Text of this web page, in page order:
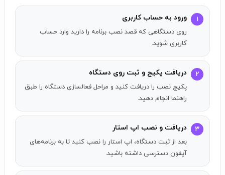
کنند و طلای خود را تحویل بگیرند.
پلتفرم معاملاتی داریک
پلتفرم معاملاتی داریک، پلی هوشمند میان کاربران و بازار
طلاست. با داریک، در هر ساعت از شبانه‌روز، تنها با چند کلیک از
طریق موبایل یا دسکتاپ، می‌توانید به‌سادگی اقدام به خرید یا
فروش طلا کنید.
تجربه‌ای مدرن در معاملات طلا
داریک متناسب با نیاز کاربران، دو نوع ساختار معاملاتی را ارایه
۱ ورود به حساب کاربری
روی دستگاهی که قصد نصب برنامه را دارید وارد حساب
کاربری شوید.
۲ دریافت پکیج و ثبت روی دستگاه
پکیج نصب را دریافت کنید و مراحل فعالسازی دستگاه را طبق
راهنما انجام دهید.
۳ دریافت و نصب اپ استار
بعد از ثبت دستگاه، اپ استار را نصب کنید تا به برنامه‌های
آیفون دسترسی داشته باشید.